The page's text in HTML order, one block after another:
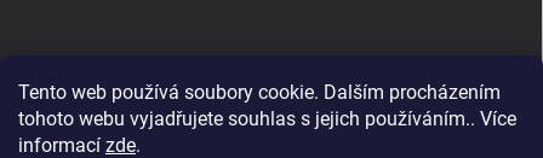
Tento web používá soubory cookie. Dalším procházením
tohoto webu vyjadřujete souhlas s jejich používáním.. Více
informací zde.